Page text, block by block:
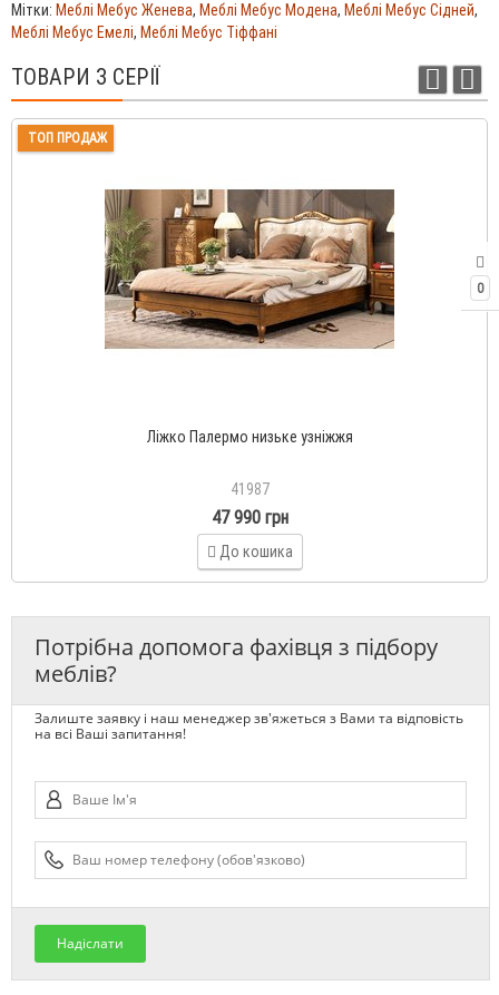
0
Мітки: Меблі Мебус Женева, Меблі Мебус Модена, Меблі Мебус Сідней,
Меблі Мебус Емелі, Меблі Мебус Тіффані
ТОВАРИ З СЕРІЇ
ТОП ПРОДАЖ
Ліжко Палермо низьке узніжжя
41987
47 990 грн
До кошика
Потрібна допомога фахівця з підбору
меблів?
Залиште заявку і наш менеджер зв'яжеться з Вами та відповість
на всі Ваші запитання!
Надіслати